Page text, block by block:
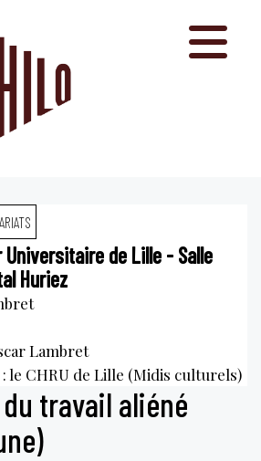
de Lille - Salle
Huriez
Lambret
le CHRU de Lille (Midis culturels)
travail aliéné